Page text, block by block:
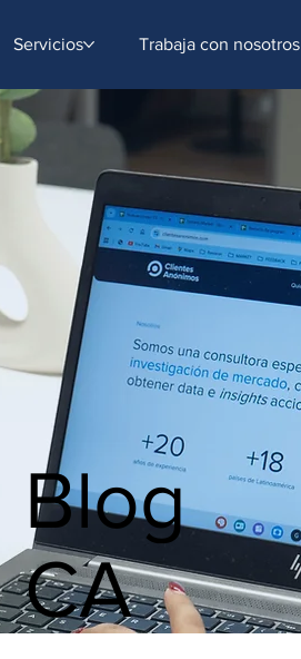
Blog
CA
Servicios Trabaja con nosotros